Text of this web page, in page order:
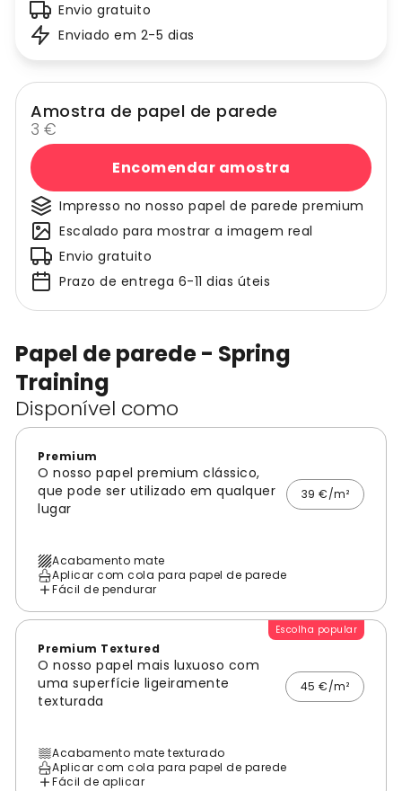
Papel de parede - Spring
Training
Disponível como
Premium
O nosso papel premium clássico,
que pode ser utilizado em qualquer
lugar
39 €/m²
Acabamento mate
Aplicar com cola para papel de parede
Fácil de pendurar
Escolha popular
Premium Textured
O nosso papel mais luxuoso com
uma superfície ligeiramente
texturada
45 €/m²
Acabamento mate texturado
Aplicar com cola para papel de parede
Fácil de aplicar
Envio gratuito
Enviado em 2-5 dias
Amostra de papel de parede
3 €
Encomendar amostra
Impresso no nosso papel de parede premium
Escalado para mostrar a imagem real
Envio gratuito
Prazo de entrega 6-11 dias úteis